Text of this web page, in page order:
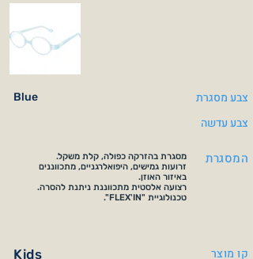
Blue
צבע מסגרת
צבע עדשה
מסגרת בהזרקה כפולה, קלת משקל.
זרועות גמישים, היפואלרגניים, מתכווננים
באיזור האוזן.
רצועה אלסטית מתכווננת ניתנת להסרה.
טכנולוגיית "FLEX'IN".
המסגרת
Kids קו מוצר